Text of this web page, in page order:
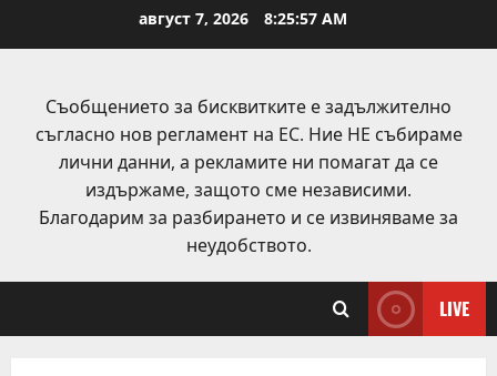
август 7, 2026 8:25:58 AM
Съобщението за бисквитките е задължително
съгласно нов регламент на ЕС. Ние НЕ събираме
лични данни, а рекламите ни помагат да се
издържаме, защото сме независими.
Благодарим за разбирането и се извиняваме за
неудобството.
LIVE